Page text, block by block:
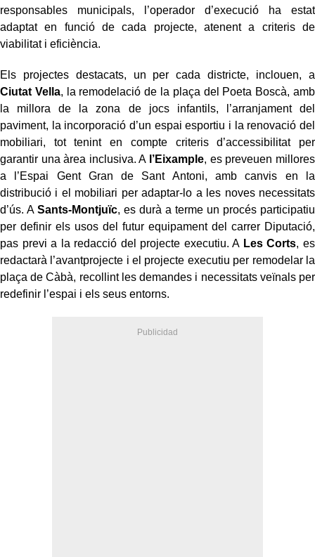
responsables municipals, l’operador d’execució ha estat
adaptat en funció de cada projecte, atenent a criteris de
viabilitat i eficiència.
Els projectes destacats, un per cada districte, inclouen, a
Ciutat Vella, la remodelació de la plaça del Poeta Boscà, amb
la millora de la zona de jocs infantils, l’arranjament del
paviment, la incorporació d’un espai esportiu i la renovació del
mobiliari, tot tenint en compte criteris d’accessibilitat per
garantir una àrea inclusiva. A l’Eixample, es preveuen millores
a l’Espai Gent Gran de Sant Antoni, amb canvis en la
distribució i el mobiliari per adaptar-lo a les noves necessitats
d’ús. A Sants-Montjuïc, es durà a terme un procés participatiu
per definir els usos del futur equipament del carrer Diputació,
pas previ a la redacció del projecte executiu. A Les Corts, es
redactarà l’avantprojecte i el projecte executiu per remodelar la
plaça de Càbà, recollint les demandes i necessitats veïnals per
redefinir l’espai i els seus entorns.